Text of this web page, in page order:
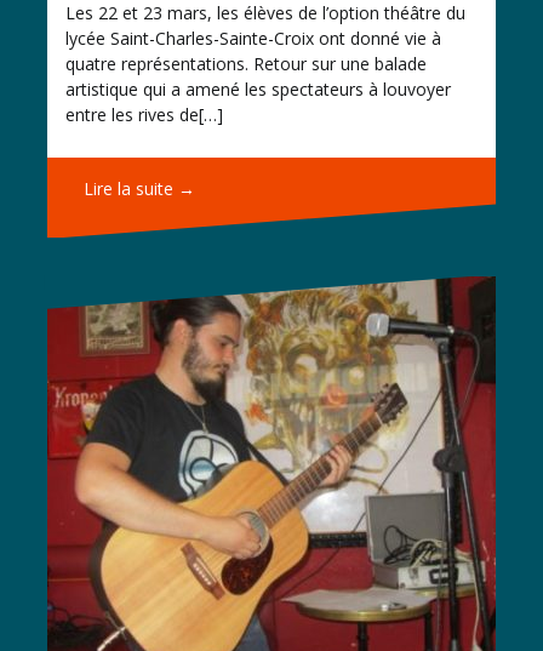
Les 22 et 23 mars, les élèves de l’option théâtre du
lycée Saint-Charles-Sainte-Croix ont donné vie à
quatre représentations. Retour sur une balade
artistique qui a amené les spectateurs à louvoyer
entre les rives de[…]
Lire la suite →